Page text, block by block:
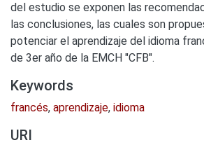
del estudio se exponen las
las conclusiones, las cuales son
potenciar el aprendizaje del idioma
de 3er año de la EMCH "CFB".
Keywords
francés, aprendizaje, idioma
URI